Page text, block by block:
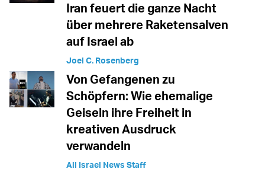
Iran feuert die ganze Nacht
über mehrere Raketensalven
auf Israel ab
Joel C. Rosenberg
Von Gefangenen zu
Schöpfern: Wie ehemalige
Geiseln ihre Freiheit in
kreativen Ausdruck
verwandeln
All Israel News Staff